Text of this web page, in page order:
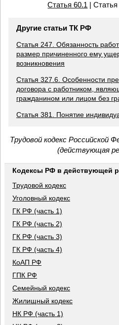
Статья 60.1 |
Другие статьи ТК РФ
Статья 247. Обязанность
размер причиненного ему
возникновения
Статья 327.6. Особенности
договора с работником,
гражданином или лицом без
Статья 381. Понятие
Трудовой кодекс Российской
(действующая
Кодексы РФ в действующей
Трудовой кодекс
Уголовный кодекс
ГК РФ (часть 1)
ГК РФ (часть 2)
ГК РФ (часть 3)
ГК РФ (часть 4)
КоАП РФ
ГПК РФ
Семейный кодекс
Жилищный кодекс
НК РФ (часть 1)